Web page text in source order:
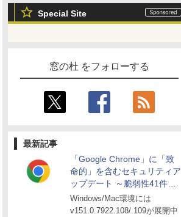
Special Site
窓の杜 をフォローする
最新記事
「Google Chrome」に「致
命的」を含むセキュリティア
ップデート ～脆弱性41件に
対処
Windows/Mac環境には
v151.0.7922.108/.109が展開中